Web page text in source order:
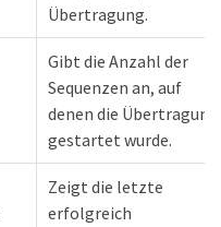
Übertragung.
Gibt die Anzahl der
Sequenzen an, auf
denen die Übertragung
gestartet wurde.
Zeigt die letzte
erfolgreich